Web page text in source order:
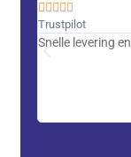
    
Trustpilot
Snelle levering